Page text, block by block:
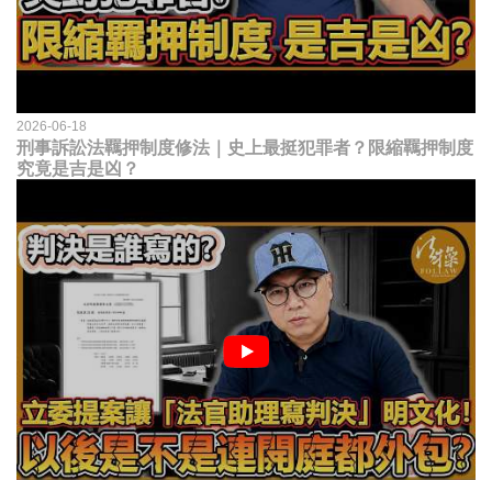
2026-06-18
刑事訴訟法羈押制度修法｜史上最挺犯罪者？限縮羈押制度
究竟是吉是凶？